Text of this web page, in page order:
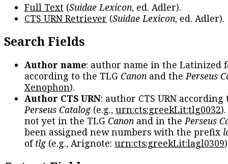
Full Text (Suidae Lexicon, ed. Adler).
CTS URN Retriever (Suidae Lexicon, ed. Adler).
Search Fields
Author name: author name in the Latinized
according to the TLG Canon and thePerseus
Xenophon).
Author CTS URN: author CTS URN according
Perseus Catalog(e.g., urn:cts:greekLit:tlg0032
not yet in the TLG Canon and in thePerseus
been assigned new numbers with the prefix
oftlg(e.g., Arignote: urn:cts:greekLit:lagl0309